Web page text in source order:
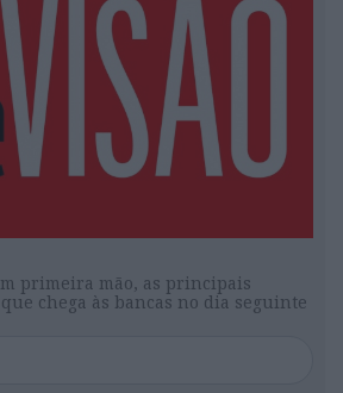
primeira mão, as principais
chega às bancas no dia seguinte